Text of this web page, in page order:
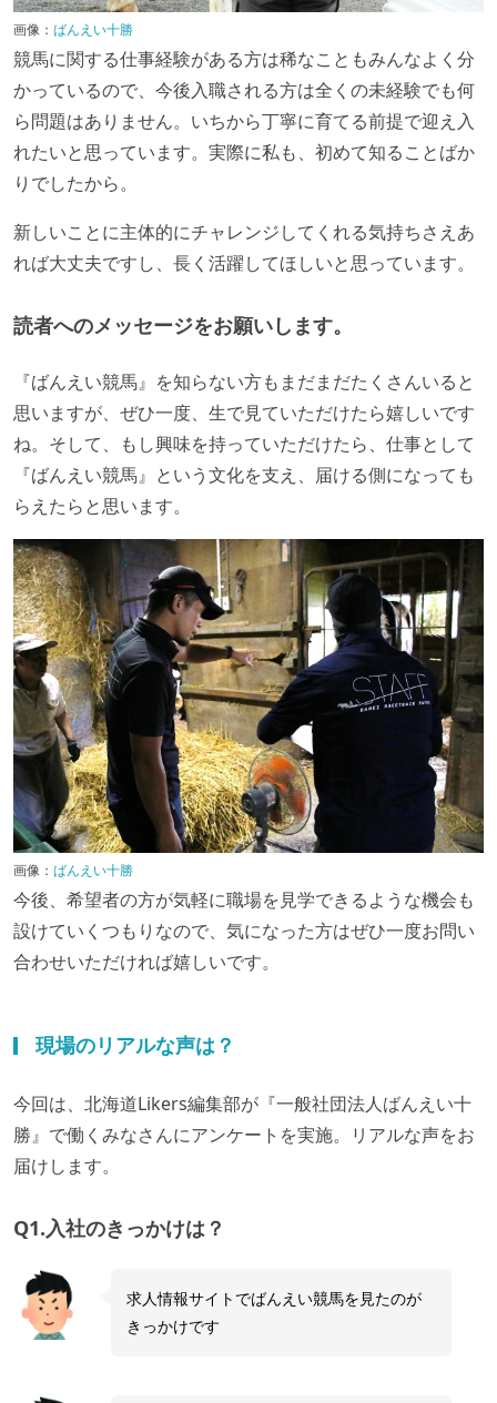
画像： ばんえい十勝
競馬に関する仕事経験がある方は稀なこともみんなよく分
かっているので、今後入職される方は全くの未経験でも何
ら問題はありません。いちから丁寧に育てる前提で迎え入
れたいと思っています。実際に私も、初めて知ることばか
りでしたから。
新しいことに主体的にチャレンジしてくれる気持ちさえあ
れば大丈夫ですし、長く活躍してほしいと思っています。
読者へのメッセージをお願いします。
『ばんえい競馬』を知らない方もまだまだたくさんいると
思いますが、ぜひ一度、生で見ていただけたら嬉しいです
ね。そして、もし興味を持っていただけたら、仕事として
『ばんえい競馬』という文化を支え、届ける側になっても
らえたらと思います。
画像： ばんえい十勝
今後、希望者の方が気軽に職場を見学できるような機会も
設けていくつもりなので、気になった方はぜひ一度お問い
合わせいただければ嬉しいです。
現場のリアルな声は？
今回は、北海道Likers編集部が『一般社団法人ばんえい十
勝』で働くみなさんにアンケートを実施。リアルな声をお
届けします。
Q1.入社のきっかけは？
求人情報サイトでばんえい競馬を見たのが
きっかけです